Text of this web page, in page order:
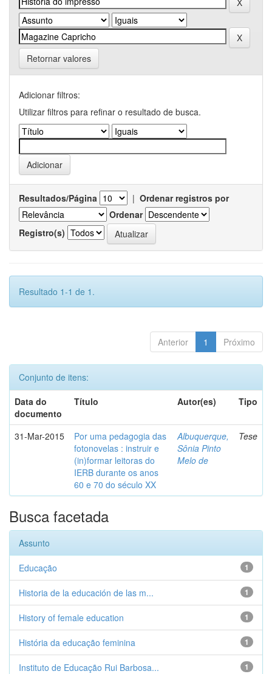
Retornar valores
Adicionar filtros:
Utilizar filtros para refinar o resultado de busca.
Resultados/Página | Ordenar registros por
Ordenar
Registro(s)
Resultado 1-1 de 1.
Anterior 1 Próximo
Conjunto de itens:
Data do
documento
Título Autor(es) Tipo
31-Mar-2015
Por uma pedagogia das
fotonovelas : instruir e
(in)formar leitoras do
IERB durante os anos
60 e 70 do século XX
Albuquerque,
Sônia Pinto
Melo de
Tese
Busca facetada
Assunto
1
Educação
1
Historia de la educación de las m...
1
History of female education
1
História da educação feminina
1
Instituto de Educação Rui Barbosa...